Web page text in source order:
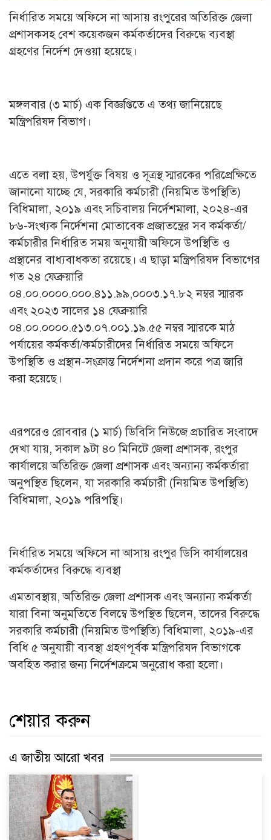
নির্ধারিত সময়ে অফিসে না আসায় রংপুরের অতিরিক্ত জেলা
প্রশাসকসহ বেশ কয়েকজন কর্মকর্তাদের বিরুদ্ধে ব্যবস্থা
গ্রহণের নির্দেশ দেওয়া হয়েছে।
মঙ্গলবার (৩ মার্চ) এক বিজ্ঞপ্তিতে এ তথ্য জানিয়েছে
মন্ত্রিপরিষদ বিভাগ।
এতে বলা হয়, উপর্যুক্ত বিষয় ও সূত্রস্থ স্মারকের পরিপ্রেক্ষিতে
জানানো যাচ্ছে যে, সরকারি কর্মচারী (নিয়মিত উপস্থিতি)
বিধিমালা, ২০১৯ এবং সচিবালয় নির্দেশমালা, ২০২৪-এর
৮৬-সংখ্যক নির্দেশনা মোতাবেক প্রজাতন্ত্রের সব কর্মকর্তা/
কর্মচারীর নির্ধারিত সময় অনুযায়ী অফিসে উপস্থিতি ও
প্রস্থানের বাধ্যবাধকতা রয়েছে। এ ছাড়া মন্ত্রিপরিষদ বিভাগের
গত ২৪ ফেব্রুয়ারি
০৪.০০.০০০০.০০০.৪১১.৯৯,০০০৩.১৭.৮২ নম্বর স্মারক
এবং ২০২৩ সালের ১৪ ফেব্রুয়ারি
০৪.০০.০০০০.৫১৩.০৭.০০১.১৯.৫৫ নম্বর স্মারকে মাঠ
পর্যায়ের কর্মকর্তা/কর্মচারীদের নির্ধারিত সময়ে অফিসে
উপস্থিতি ও প্রস্থান-সংক্রান্ত নির্দেশনা প্রদান করে পত্র জারি
করা হয়েছে।
এরপরেও রোববার (১ মার্চ) ডিবিসি নিউজে প্রচারিত সংবাদে
দেখা যায়, সকাল ৯টা ৪০ মিনিটে জেলা প্রশাসক, রংপুর
কার্যালয়ে অতিরিক্ত জেলা প্রশাসক এবং অন্যান্য কর্মকর্তারা
অনুপস্থিত ছিলেন, যা সরকারি কর্মচারী (নিয়মিত উপস্থিতি)
বিধিমালা, ২০১৯ পরিপন্থি।
নির্ধারিত সময়ে অফিসে না আসায় রংপুর ডিসি কার্যালয়ের
কর্মকর্তাদের বিরুদ্ধে ব্যবস্থা
এমতাবস্থায়, অতিরিক্ত জেলা প্রশাসক এবং অন্যান্য কর্মকর্তা
যারা বিনা অনুমতিতে বিলম্বে উপস্থিত ছিলেন, তাদের বিরুদ্ধে
সরকারি কর্মচারী (নিয়মিত উপস্থিতি) বিধিমালা, ২০১৯-এর
বিধি ৫ অনুযায়ী ব্যবস্থা গ্রহণপূর্বক মন্ত্রিপরিষদ বিভাগকে
অবহিত করার জন্য নির্দেশক্রমে অনুরোধ করা হলো।
শেয়ার করুন
এ জাতীয় আরো খবর